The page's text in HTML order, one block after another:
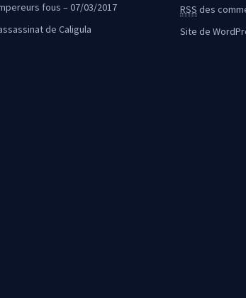
fous – 07/03/2017
de Caligula
RSS des
Site de